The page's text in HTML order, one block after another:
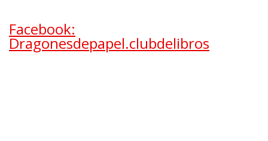
Facebook:
Dragonesdepapel.clubdelibros